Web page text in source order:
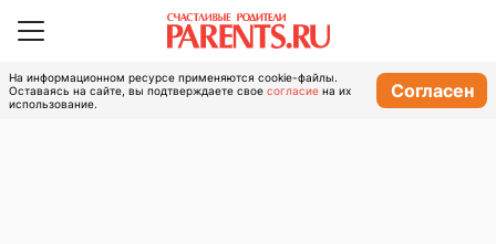
На информационном ресурсе применяются cookie-файлы.
Оставаясь на сайте, вы подтверждаете свое согласие на их
использование.
Согласен